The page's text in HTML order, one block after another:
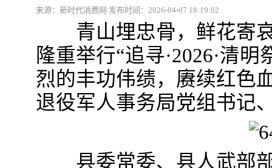
来源：新时代消费网 发布时间：2026-04-07 18:19:02
青山埋忠骨，鲜花寄哀
隆重举行“追寻·2026·清
烈的丰功伟绩，赓续红色
退役军人事务局党组书记
县委常委、县人武部部